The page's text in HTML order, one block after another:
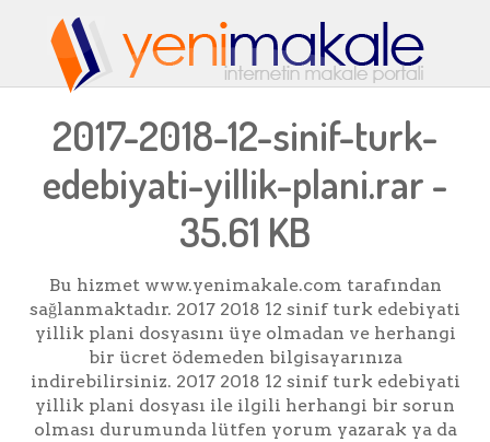
2017-2018-12-sinif-turk-
edebiyati-yillik-plani.rar -
35.61 KB
Bu hizmet www.yenimakale.com tarafından
sağlanmaktadır. 2017 2018 12 sinif turk edebiyati
yillik plani dosyasını üye olmadan ve herhangi
bir ücret ödemeden bilgisayarınıza
indirebilirsiniz. 2017 2018 12 sinif turk edebiyati
yillik plani dosyası ile ilgili herhangi bir sorun
olması durumunda lütfen yorum yazarak ya da